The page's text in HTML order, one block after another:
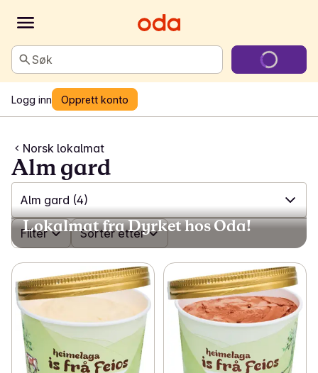
Søk
Logg inn Opprett konto
Norsk lokalmat
Alm gard
Alm gard (4)
✓ Alle (424)
✓ Toddum gård (6)
✓ Kim Rudi (4)
✓ Strøm-Larsen (81)
✓ Rygge Meieri (9)
Filter Sorter etter
Lokalmat fra Dyrket hos Oda!